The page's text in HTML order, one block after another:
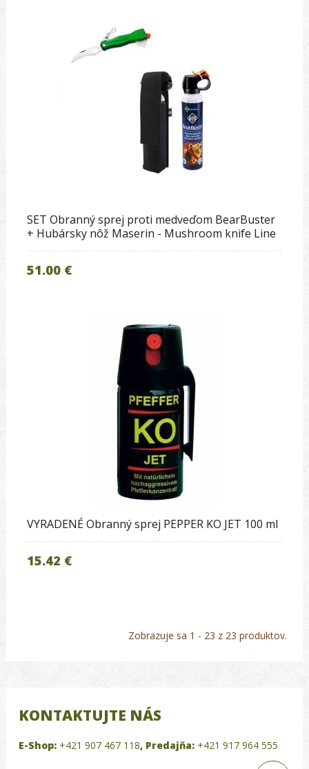
SET Obranný sprej proti medveďom BearBuster
+ Hubársky nôž Maserin - Mushroom knife Line
51.00 €
VYRADENÉ Obranný sprej PEPPER KO JET 100 ml
15.42 €
Zobrazuje sa 1 - 23 z 23 produktov.
KONTAKTUJTE NÁS
E-Shop: +421 907 467 118, Predajňa: +421 917 964 555